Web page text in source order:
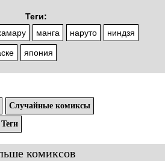
Теги:
манга наруто ниндзя
япония
Случайные комиксы
Теги
комиксов